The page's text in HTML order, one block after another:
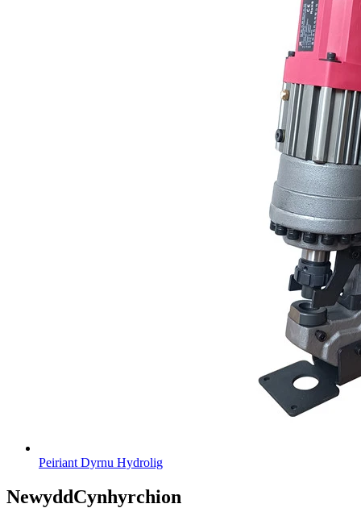
Peiriant Dyrnu Hydrolig
NewyddCynhyrchion